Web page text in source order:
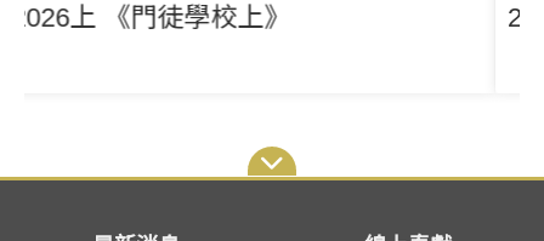
2026上 《幸福大學上》